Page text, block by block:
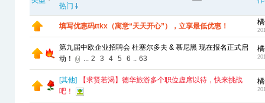
热门
填写优惠码ttkx（寓意“天天开心”），立享最低优惠！
第九届中欧企业招聘会 杜塞尔多夫 & 慕尼黑 现在报名正式启
动！
... 2 3 4 5 6 .. 63
[其他]
【求贤若渴】德华旅游多个职位虚席以待，快来挑战
吧！